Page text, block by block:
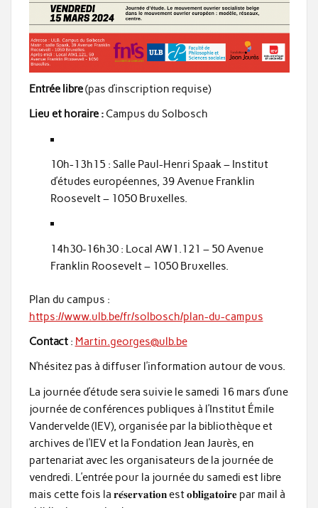
Entrée libre(pas d’inscription requise)
Lieu et horaire :Campus du Solbosch
10h-13h15 : Salle Paul-Henri Spaak – Institut
d’études européennes, 39 Avenue Franklin
Roosevelt – 1050 Bruxelles.
14h30-16h30 : Local AW1.121 – 50 Avenue
Franklin Roosevelt – 1050 Bruxelles.
Plan du campus :
https://www.ulb.be/fr/solbosch/plan-du-campus
Contact: Martin.georges@ulb.be
N’hésitez pas à diffuser l’information autour de vous.
La journée d’étude sera suivie le samedi 16 mars d’une
journée de conférences publiques à l’Institut Émile
Vandervelde (IEV), organisée par la bibliothèque et
archives de l’IEV et la Fondation Jean Jaurès, en
partenariat avec les organisateurs de la journée de
vendredi. L’entrée pour la journée du samedi est libre
mais cette fois la 𝐫𝐞́𝐬𝐞𝐫𝐯𝐚𝐭𝐢𝐨𝐧 est 𝐨𝐛𝐥𝐢𝐠𝐚𝐭𝐨𝐢𝐫𝐞 par mail à